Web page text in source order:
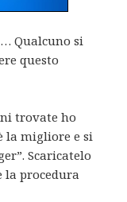
Qualcuno si
questo
trovate ho
la migliore e si
Scaricatelo
la procedura